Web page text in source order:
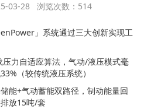
03-28 浏览次数：514
」系统通过三大创新实现工
力自适应算法，气动/液压模式毫
（较传统液压系统）
能+气动蓄能双路径，制动能量回
放15吨/套